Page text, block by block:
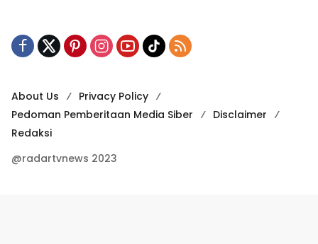
About Us
Privacy Policy
Pedoman Pemberitaan Media Siber
Disclaimer
Redaksi
@radartvnews 2023